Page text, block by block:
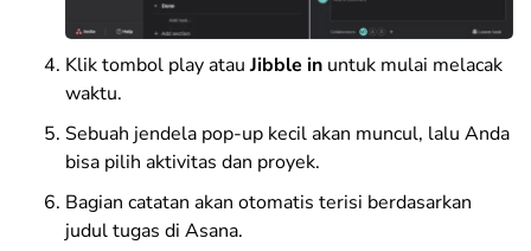
Klik tombol play atau Jibble in untuk mulai melacak
waktu.
Sebuah jendela pop-up kecil akan muncul, lalu Anda
bisa pilih aktivitas dan proyek.
Bagian catatan akan otomatis terisi berdasarkan
judul tugas di Asana.